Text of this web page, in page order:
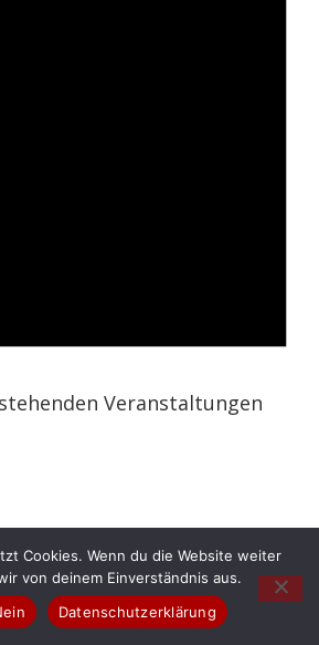
Veranstaltungen
Cookies. Wenn du die Website weiter
von deinem Einverständnis aus.
Datenschutzerklärung